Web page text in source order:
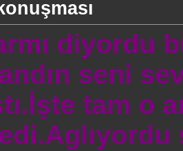
diyordu
seni
tam o